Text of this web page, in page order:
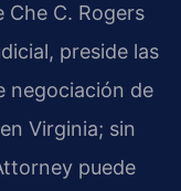
Che C. Rogers
preside las
negociación de
Virginia; sin
puede